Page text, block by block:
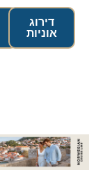
דירוג
אוניות